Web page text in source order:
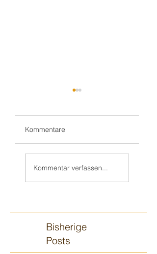
Gottesdienst
Kommentare
Kommentar verfassen...
Bisherige
Posts